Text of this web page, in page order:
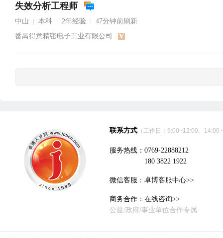
失效分析工程师
中山 本科 2年经验
47分钟前刷新
番禺得意精密电子工业有限公司
联系方式 （工作日：9:00~12:00、
服务热线：0769-22888212
180 3822 1922
微信客服： 卓博客服中心>>
商务合作： 在线咨询>>
公益/政府/事业单位合作专属